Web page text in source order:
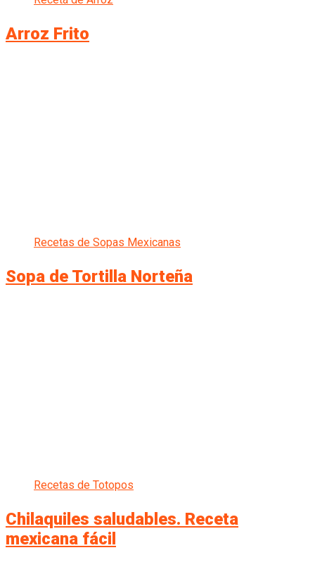
Arroz Frito
Recetas de Sopas Mexicanas
Sopa de Tortilla Norteña
Recetas de Totopos
Chilaquiles saludables. Receta
mexicana fácil